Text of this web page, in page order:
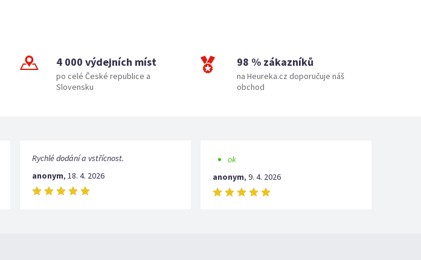
4 000 výdejních míst
po celé České republice a
Slovensku
98 % zákazníků
na Heureka.cz doporučuje náš
obchod
Rychlé dodání a vstřícnost.
anonym, 18. 4. 2026
ok
anonym, 9. 4. 2026